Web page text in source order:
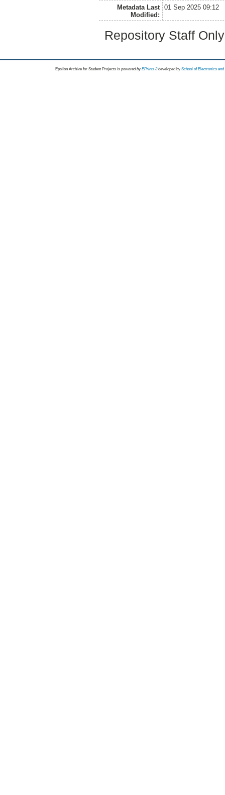
Metadata Last
Modified:
01 Sep 2025 09:12
Repository Staff
Epsilon Archive for Student Projects is powored byEPrints 3 developed by School of Electronics